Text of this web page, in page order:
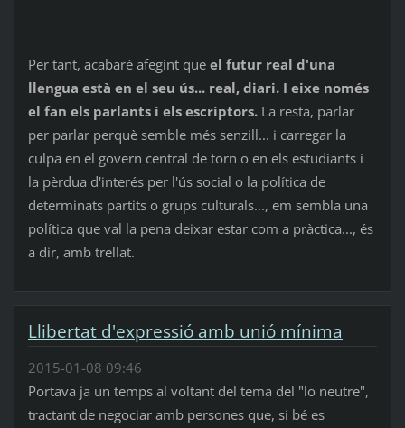
Per tant, acabaré afegint que el futur real d'una
llengua està en el seu ús... real, diari. I eixe només
el fan els parlants i els escriptors. La resta, parlar
per parlar perquè semble més senzill... i carregar la
culpa en el govern central de torn o en els estudiants i
la pèrdua d'interés per l'ús social o la política de
determinats partits o grups culturals..., em sembla una
política que val la pena deixar estar com a pràctica..., és
a dir, amb trellat.
Llibertat d'expressió amb unió mínima
2015-01-08 09:46
Portava ja un temps al voltant del tema del "lo neutre",
tractant de negociar amb persones que, si bé es